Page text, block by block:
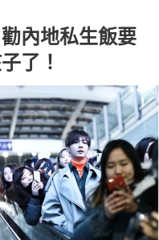
內地私生飯要
了！